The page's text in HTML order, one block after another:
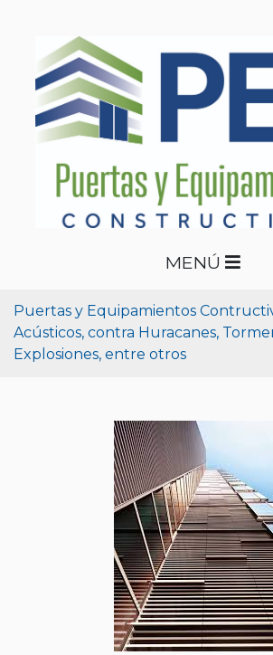
MENÚ
Puertas y Equipamientos
Acústicos, contra Huracanes,
Explosiones, entre otros